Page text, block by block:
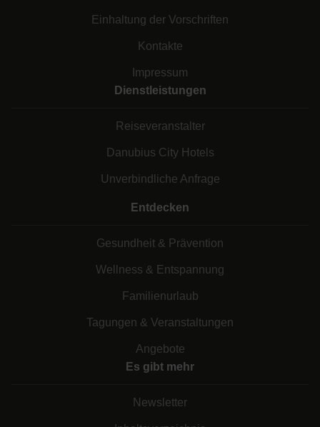
Einhaltung der Vorschriften
Kontakte
Impressum
Dienstleistungen
Reiseveranstalter
Danubius City Hotels
Unverbindliche Anfrage
Entdecken
Gesundheit & Prävention
Wellness & Entspannung
Familienurlaub
Tagungen & Veranstaltungen
Angebote
Es gibt mehr
Newsletter